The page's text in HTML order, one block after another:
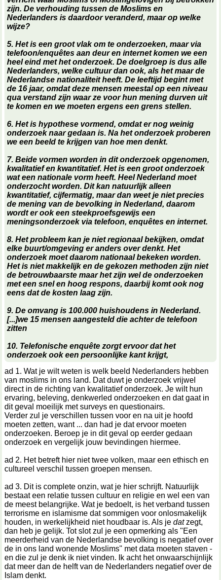
zijn. De verhouding tussen de Moslims en
Nederlanders is daardoor veranderd, maar op welke
wijze?
5. Het is een groot vlak om te onderzoeken, maar via
telefoon/enquêtes aan deur en internet komen we een
heel eind met het onderzoek. De doelgroep is dus alle
Nederlanders, welke cultuur dan ook, als het maar de
Nederlandse nationaliteit heeft. De leeftijd begint met
de 16 jaar, omdat deze mensen meestal op een niveau
qua verstand zijn waar ze voor hun mening durven uit
te komen en we moeten ergens een grens stellen.
6. Het is hypothese vormend, omdat er nog weinig
onderzoek naar gedaan is. Na het onderzoek proberen
we een beeld te krijgen van hoe men denkt.
7. Beide vormen worden in dit onderzoek opgenomen,
kwalitatief en kwantitatief. Het is een groot onderzoek
wat een nationale vorm heeft. Heel Nederland moet
onderzocht worden. Dit kan natuurlijk alleen
kwantitatief, cijfermatig, maar dan weet je niet precies
de mening van de bevolking in Nederland, daarom
wordt er ook een steekproefsgewijs een
meningsonderzoek via telefoon, enquêtes en internet.
8. Het probleem kan je niet regionaal bekijken, omdat
elke buurt/omgeving er anders over denkt. Het
onderzoek moet daarom nationaal bekeken worden.
Het is niet makkelijk en de gekozen methoden zijn niet
de betrouwbaarste maar het zijn wel de onderzoeken
met een snel en hoog respons, daarbij komt ook nog
eens dat de kosten laag zijn.
9. De omvang is 100.000 huishoudens in Nederland.
[...]we 15 mensen aangesteld die achter de telefoon
zitten
10. Telefonische enquête zorgt ervoor dat het
onderzoek ook een persoonlijke kant krijgt,
ad 1. Wat je wilt weten is welk beeld Nederlanders hebben
van moslims in ons land. Dat duwt je onderzoek vrijwel
direct in de richting van kwalitatief onderzoek. Je wilt hun
ervaring, beleving, denkwerled onderzoeken en dat gaat in
dit geval moeilijk met surveys en questionairs.
Verder zul je verschillen tussen voor en na uit je hoofd
moeten zetten, want ... dan had je dat ervoor moeten
onderzoeken. Beroep je in dit geval op eerder gedaan
onderzoek en vergelijk jouw bevindingen hiermee.
ad 2. Het betreft hier niet twee volken, maar een ethisch en
cultureel verschil tussen groepen mensen.
ad 3. Dit is complete onzin, wat je hier schrijft. Natuurlijk
bestaat een relatie tussen cultuur en religie en wel een van
de meest belangrijke. Wat je bedoelt, is het verband tussen
terrorisme en islamisme dat sommigen voor onlosmakelijk
houden, in werkelijkheid niet houdbaar is. Als je datzegt,
dan heb je gelijk. Tot slot zul je een opmerking als "Een
meerderheid van de Nederlandse bevolking is negatief over
de in ons land wonende Moslims" met data moeten staven -
en die zul je denk ik niet vinden. Ik acht het onwaarschijnlijk
dat meer dan de helft van de Nederlanders negatief over de
Islam denkt.